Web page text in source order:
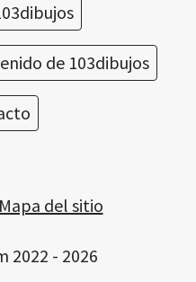
de 103dibujos
Mapa del sitio
2022 - 2026